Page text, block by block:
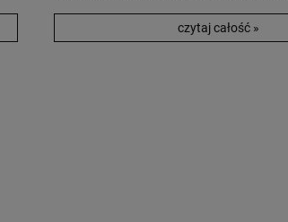
czytaj całość »